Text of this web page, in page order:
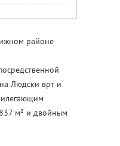
районе
Людски врт и
м² и двойным